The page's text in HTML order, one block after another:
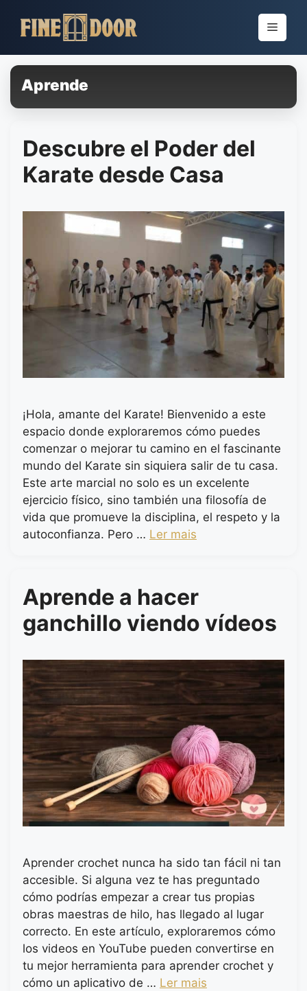
para
conteúdo
Menu
Aprende
Descubre el Poder del
Karate desde Casa
¡Hola, amante del Karate! Bienvenido a este
espacio donde exploraremos cómo puedes
comenzar o mejorar tu camino en el fascinante
mundo del Karate sin siquiera salir de tu casa.
Este arte marcial no solo es un excelente
ejercicio físico, sino también una filosofía de
vida que promueve la disciplina, el respeto y la
autoconfianza. Pero … Ler mais
Aprende a hacer
ganchillo viendo vídeos
Aprender crochet nunca ha sido tan fácil ni tan
accesible. Si alguna vez te has preguntado
cómo podrías empezar a crear tus propias
obras maestras de hilo, has llegado al lugar
correcto. En este artículo, exploraremos cómo
los videos en YouTube pueden convertirse en
tu mejor herramienta para aprender crochet y
cómo un aplicativo de … Ler mais